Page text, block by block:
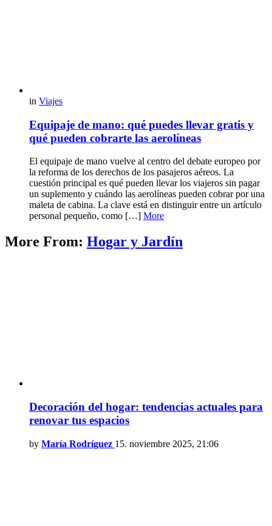
in Viajes
Equipaje de mano: qué puedes llevar gratis y
qué pueden cobrarte las aerolíneas
El equipaje de mano vuelve al centro del debate europeo por
la reforma de los derechos de los pasajeros aéreos. La
cuestión principal es qué pueden llevar los viajeros sin pagar
un suplemento y cuándo las aerolíneas pueden cobrar por una
maleta de cabina. La clave está en distinguir entre un artículo
personal pequeño, como […] More
More From: Hogar y Jardín
Decoración del hogar: tendencias actuales para
renovar tus espacios
by María Rodríguez 15. noviembre 2025, 21:06